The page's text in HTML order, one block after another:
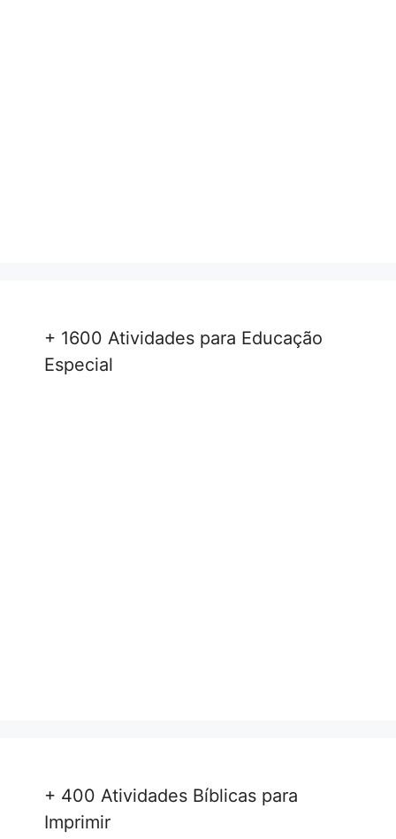
+ 1600 Atividades para Educação
Especial
+ 400 Atividades Bíblicas para
Imprimir